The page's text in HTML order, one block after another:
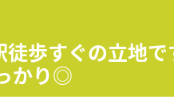
歩すぐの立地
かり◎